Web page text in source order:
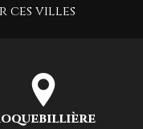
ces villes